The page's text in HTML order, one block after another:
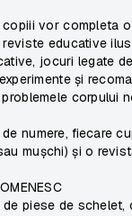
copiii vor completa
educative
jocuri legate
și
corpului
numere, fiecare
mușchi) și o
piese de schelet,